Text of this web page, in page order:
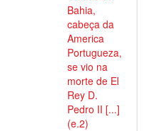
Bahia,
cabeça da
America
Portugueza,
se vio na
morte de El
Rey D.
Pedro II [...]
(e.2)